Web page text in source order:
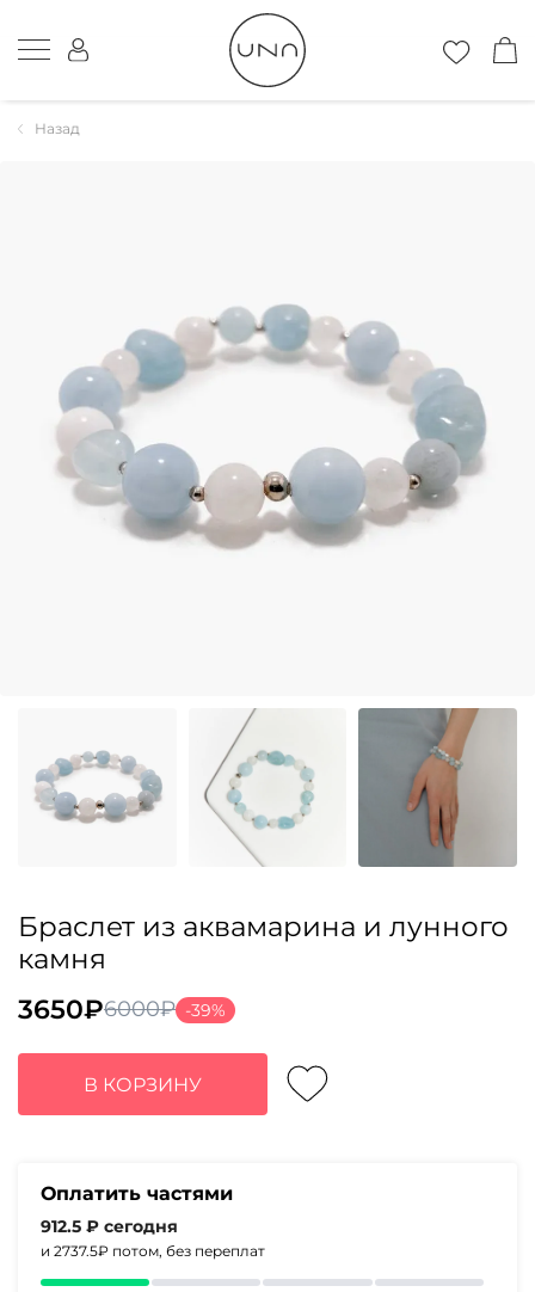
Назад
Браслет из аквамарина и лунного
камня
6000₽
Первоначальная
цена
составляла
6000₽.
3650₽
Текущая
цена:
3650₽.
-39%
В КОРЗИНУ
Оплатить частями
912.5 ₽ сегодня
и 2737.5₽ потом, без переплат